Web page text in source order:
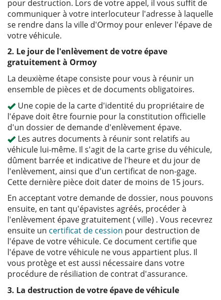
pour destruction. Lors de votre appel, il vous suffit de
communiquer à votre interlocuteur l'adresse à laquelle
se rendre dans la ville d'Ormoy pour enlever l'épave de
votre véhicule.
2. Le jour de l'enlèvement de votre épave
gratuitement à Ormoy
La deuxième étape consiste pour vous à réunir un
ensemble de pièces et de documents obligatoires.
Une copie de la carte d'identité du propriétaire de
l'épave doit être fournie pour la constitution officielle
d'un dossier de demande d'enlèvement épave.
Les autres documents à réunir sont relatifs au
véhicule lui-même. Il s'agit de la carte grise du véhicule,
dûment barrée et indicative de l'heure et du jour de
l'enlèvement, ainsi que d'un certificat de non-gage.
Cette dernière pièce doit dater de moins de 15 jours.
En acceptant votre demande de dossier, nous pouvons
ensuite, en tant qu'épavistes agréés, procéder à
l'enlèvement épave gratuitement ( ville) . Vous recevrez
ensuite un certificat de cession pour destruction de
l'épave de votre véhicule. Ce document certifie que
l'épave de votre véhicule ne vous appartient plus. Il
vous protège et est aussi nécessaire dans votre
procédure de résiliation de contrat d'assurance.
3. La destruction de votre épave de véhicule